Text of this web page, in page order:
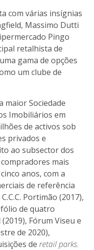
com várias insígnias
Massimo Dutti
Pingo
retalhista de
gama de opções
um clube de
maior Sociedade
Imobiliários em
de activos sob
privados e
ao subsector dos
mais
anos, com a
de referência
Portimão (2017),
de quatro
Fórum Viseu e
de 2020),
de retail parks.